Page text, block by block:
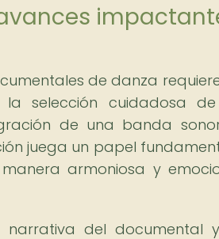
de danza
selección cuidadosa
de una banda
juega un papel
armoniosa y
narrativa del